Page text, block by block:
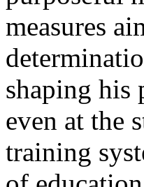
measures
shaping his
even at the
training